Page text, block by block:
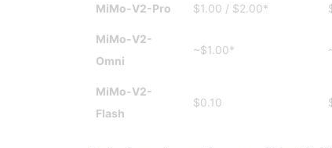
MiMo-V2-Pro $1.00 / $2.00*
MiMo-V2-
Omni
~$1.00*
MiMo-V2-
Flash
$0.10